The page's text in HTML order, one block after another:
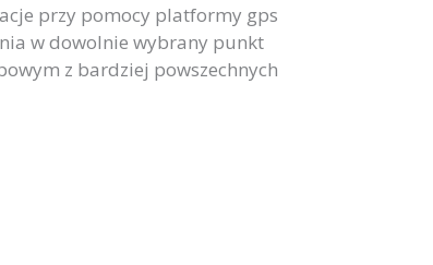
przy pomocy platformy gps
w dowolnie wybrany punkt
z bardziej powszechnych